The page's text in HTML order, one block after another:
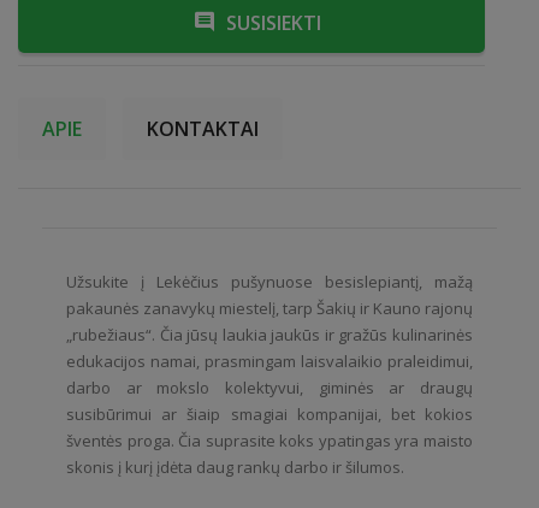
SUSISIEKTI
APIE KONTAKTAI
Užsukite į Lekėčius pušynuose besislepiantį, mažą
pakaunės zanavykų miestelį, tarp Šakių ir Kauno rajonų
„rubežiaus“. Čia jūsų laukia jaukūs ir gražūs kulinarinės
edukacijos namai, prasmingam laisvalaikio praleidimui,
darbo ar mokslo kolektyvui, giminės ar draugų
susibūrimui ar šiaip smagiai kompanijai, bet kokios
šventės proga. Čia suprasite koks ypatingas yra maisto
skonis į kurį įdėta daug rankų darbo ir šilumos.